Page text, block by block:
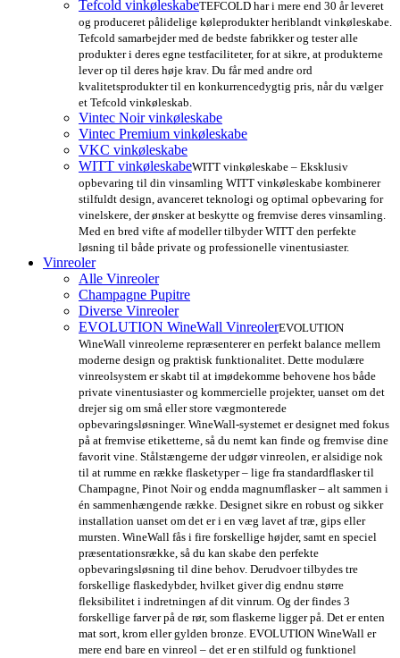
Tefcold vinkøleskabeTEFCOLD har i mere end 30 år leveret
og produceret pålidelige køleprodukter heriblandt vinkøleskabe.
Tefcold samarbejder med de bedste fabrikker og tester alle
produkter i deres egne testfaciliteter, for at sikre, at produkterne
lever op til deres høje krav. Du får med andre ord
kvalitetsprodukter til en konkurrencedygtig pris, når du vælger
et Tefcold vinkøleskab.
Vintec Noir vinkøleskabe
Vintec Premium vinkøleskabe
VKC vinkøleskabe
WITT vinkøleskabeWITT vinkøleskabe – Eksklusiv
opbevaring til din vinsamling WITT vinkøleskabe kombinerer
stilfuldt design, avanceret teknologi og optimal opbevaring for
vinelskere, der ønsker at beskytte og fremvise deres vinsamling.
Med en bred vifte af modeller tilbyder WITT den perfekte
løsning til både private og professionelle vinentusiaster.
Vinreoler
Alle Vinreoler
Champagne Pupitre
Diverse Vinreoler
EVOLUTION WineWall VinreolerEVOLUTION
WineWall vinreolerne repræsenterer en perfekt balance mellem
moderne design og praktisk funktionalitet. Dette modulære
vinreolsystem er skabt til at imødekomme behovene hos både
private vinentusiaster og kommercielle projekter, uanset om det
drejer sig om små eller store vægmonterede
opbevaringsløsninger. WineWall-systemet er designet med fokus
på at fremvise etiketterne, så du nemt kan finde og fremvise dine
favorit vine. Stålstængerne der udgør vinreolen, er alsidige nok
til at rumme en række flasketyper – lige fra standardflasker til
Champagne, Pinot Noir og endda magnumflasker – alt sammen i
én sammenhængende række. Designet sikre en robust og sikker
installation uanset om det er i en væg lavet af træ, gips eller
mursten. WineWall fås i fire forskellige højder, samt en speciel
præsentationsrække, så du kan skabe den perfekte
opbevaringsløsning til dine behov. Derudvoer tilbydes tre
forskellige flaskedybder, hvilket giver dig endnu større
fleksibilitet i indretningen af dit vinrum. Og der findes 3
forskellige farver på de rør, som flaskerne ligger på. Det er enten
mat sort, krom eller gylden bronze. EVOLUTION WineWall er
mere end bare en vinreol – det er en stilfuld og funktionel